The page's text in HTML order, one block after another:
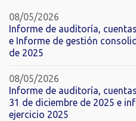
08/05/2026
Informe de auditoría,
e Informe de gestión
de 2025
08/05/2026
Informe de auditoría,
31 de diciembre de 2025 e
ejercicio 2025